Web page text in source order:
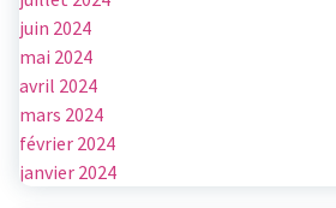
juin 2024
mai 2024
avril 2024
mars 2024
février 2024
janvier 2024